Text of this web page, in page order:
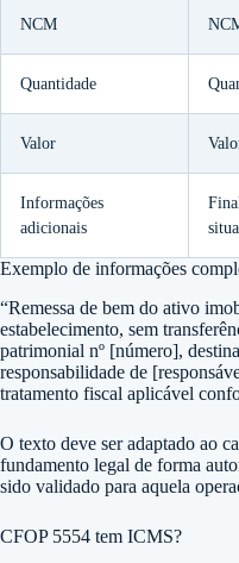
NCM
Quantidade
Valor
Informações
adicionais
Exemplo de informações
“Remessa de bem do ativo
estabelecimento, sem
patrimonial nº [número],
responsabilidade de
tratamento fiscal aplicável
O texto deve ser adaptado ao
fundamento legal de forma
sido validado para aquela
CFOP 5554 tem ICMS?